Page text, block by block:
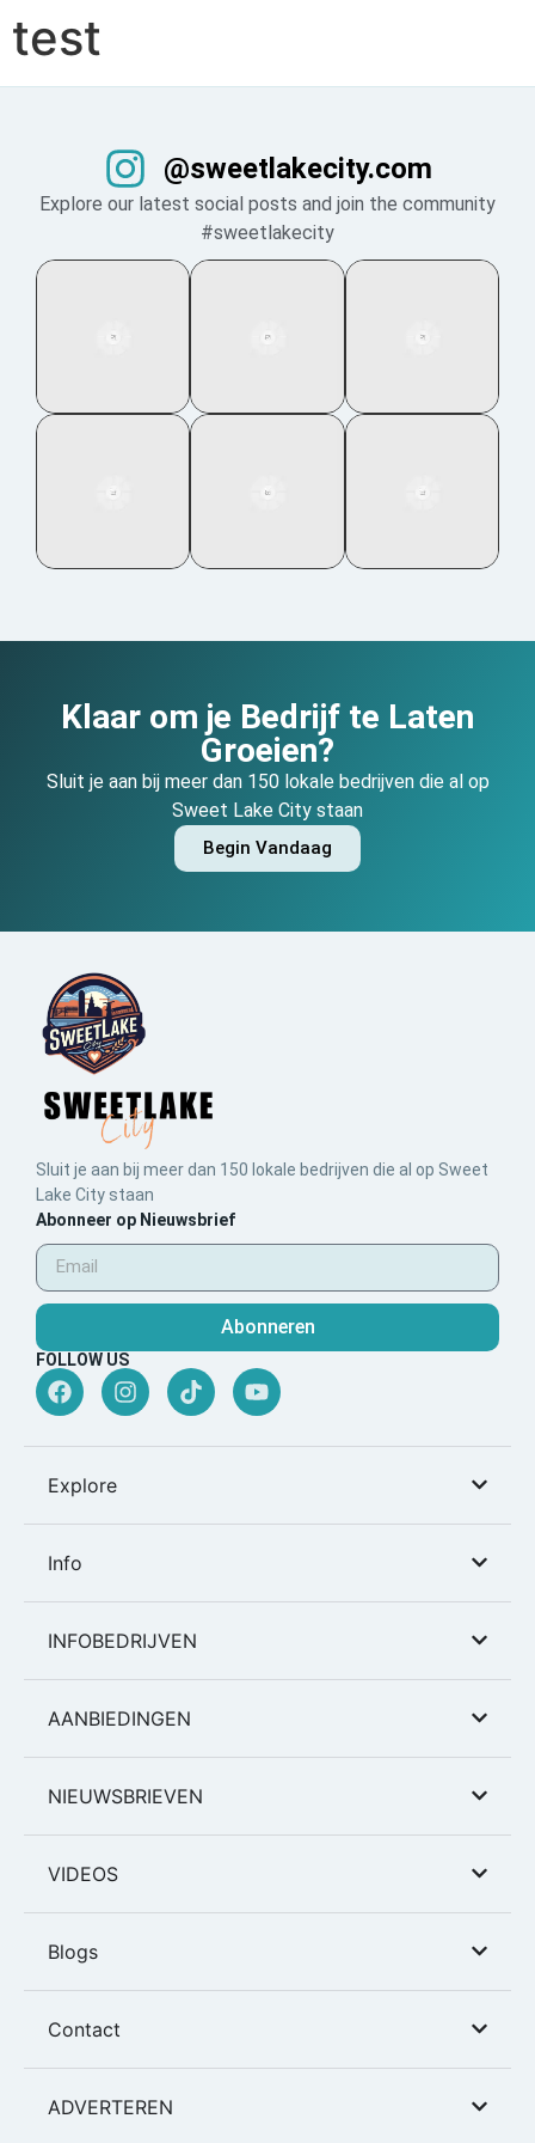
test
@sweetlakecity.com
Explore our latest social posts and join the community
#sweetlakecity
Klaar om je Bedrijf te Laten
Groeien?
Sluit je aan bij meer dan 150 lokale bedrijven die al op
Sweet Lake City staan
Begin Vandaag
Sluit je aan bij meer dan 150 lokale bedrijven die al op Sweet
Lake City staan
Abonneer op Nieuwsbrief
Abonneren
FOLLOW US
Explore
Info
INFOBEDRIJVEN
AANBIEDINGEN
NIEUWSBRIEVEN
VIDEOS
Blogs
Contact
ADVERTEREN